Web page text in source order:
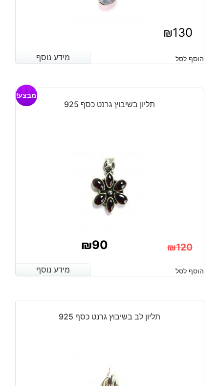
₪130
מידע נוסף הוסף לסל מידע נוסף
תליון בשיבוץ גרנט כסף 925
מבצע!
₪120
המקורי
היה:
₪90
הנוכחי
הוא:
מידע נוסף הוסף לסל מידע נוסף
תליון לב בשיבוץ גרנט כסף 925